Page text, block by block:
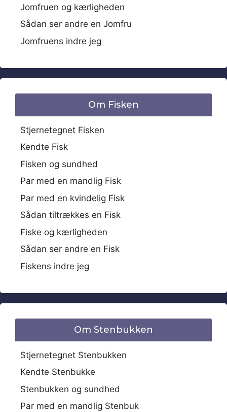
Jomfruen og kærligheden
Sådan ser andre en Jomfru
Jomfruens indre jeg
Om Fisken
Stjernetegnet Fisken
Kendte Fisk
Fisken og sundhed
Par med en mandlig Fisk
Par med en kvindelig Fisk
Sådan tiltrækkes en Fisk
Fiske og kærligheden
Sådan ser andre en Fisk
Fiskens indre jeg
Om Stenbukken
Stjernetegnet Stenbukken
Kendte Stenbukke
Stenbukken og sundhed
Par med en mandlig Stenbuk